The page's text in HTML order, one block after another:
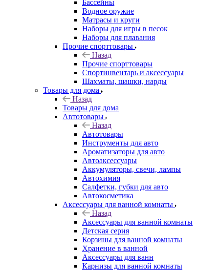
Бассейны
Водное оружие
Матрасы и круги
Наборы для игры в песок
Наборы для плавания
Прочие спорттовары
Назад
Прочие спорттовары
Спортинвентарь и аксессуары
Шахматы, шашки, нарды
Товары для дома
Назад
Товары для дома
Автотовары
Назад
Автотовары
Инструменты для авто
Ароматизаторы для авто
Автоаксессуары
Аккумуляторы, свечи, лампы
Автохимия
Салфетки, губки для авто
Автокосметика
Аксессуары для ванной комнаты
Назад
Аксессуары для ванной комнаты
Детская серия
Корзины для ванной комнаты
Хранение в ванной
Аксессуары для ванн
Карнизы для ванной комнаты